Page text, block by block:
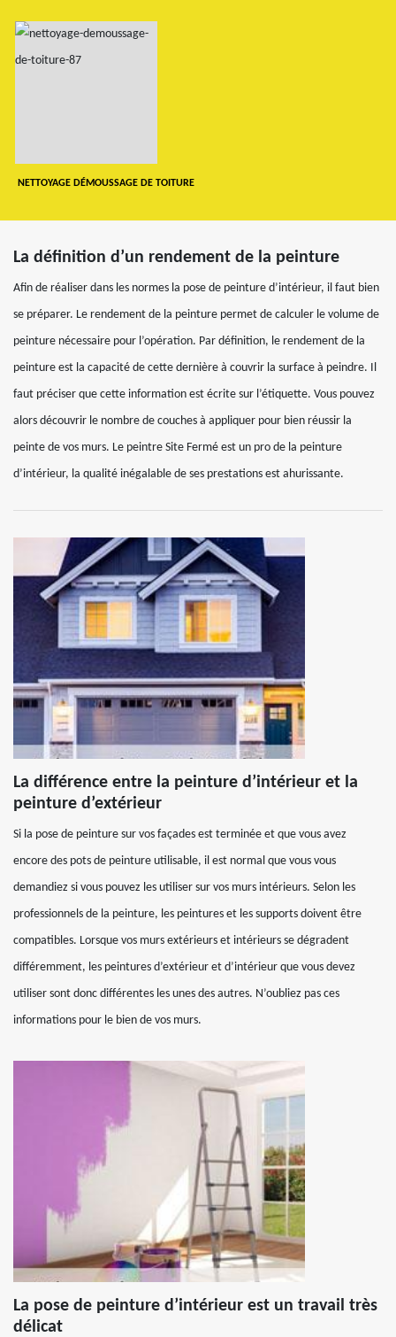
NETTOYAGE DÉMOUSSAGE DE TOITURE
La définition d’un rendement de la peinture
Afin de réaliser dans les normes la pose de peinture d’intérieur, il faut bien
se préparer. Le rendement de la peinture permet de calculer le volume de
peinture nécessaire pour l’opération. Par définition, le rendement de la
peinture est la capacité de cette dernière à couvrir la surface à peindre. Il
faut préciser que cette information est écrite sur l’étiquette. Vous pouvez
alors découvrir le nombre de couches à appliquer pour bien réussir la
peinte de vos murs. Le peintre Site Fermé est un pro de la peinture
d’intérieur, la qualité inégalable de ses prestations est ahurissante.
La différence entre la peinture d’intérieur et la
peinture d’extérieur
Si la pose de peinture sur vos façades est terminée et que vous avez
encore des pots de peinture utilisable, il est normal que vous vous
demandiez si vous pouvez les utiliser sur vos murs intérieurs. Selon les
professionnels de la peinture, les peintures et les supports doivent être
compatibles. Lorsque vos murs extérieurs et intérieurs se dégradent
différemment, les peintures d’extérieur et d’intérieur que vous devez
utiliser sont donc différentes les unes des autres. N’oubliez pas ces
informations pour le bien de vos murs.
La pose de peinture d’intérieur est un travail très
délicat